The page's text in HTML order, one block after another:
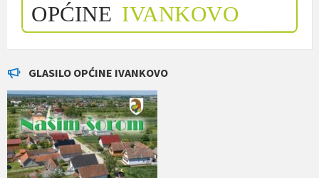
GLASILO OPĆINE IVANKOVO